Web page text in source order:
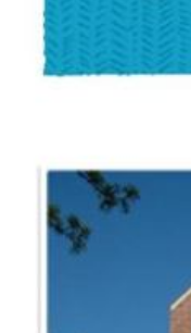
Ewangelickie
W bliskości
Spotkania